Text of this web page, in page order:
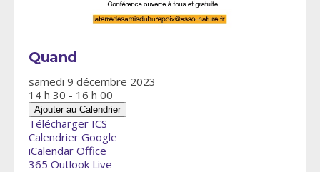
Quand
samedi 9 décembre 2023
14 h 30 - 16 h 00
Ajouter au Calendrier
Télécharger ICS
Calendrier Google
iCalendar Office
365 Outlook Live